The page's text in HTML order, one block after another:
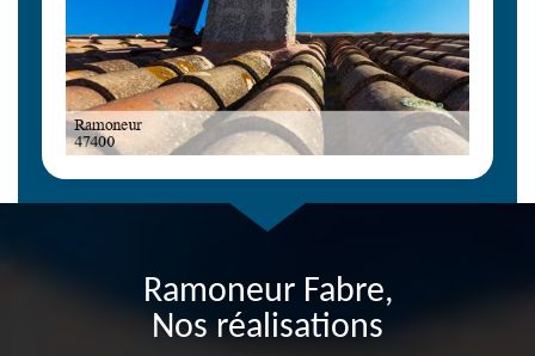
Ramoneur Fabre,
Nos réalisations